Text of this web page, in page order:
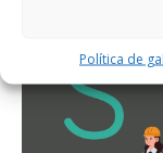
Política de